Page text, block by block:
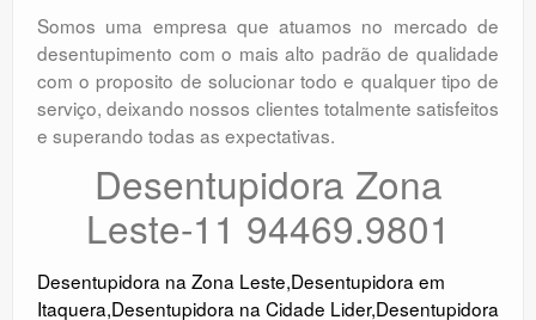
Somos uma empresa que atuamos no mercado de
desentupimento com o mais alto padrão de qualidade
com o proposito de solucionar todo e qualquer tipo de
serviço, deixando nossos clientes totalmente satisfeitos
e superando todas as expectativas.
Desentupidora Zona
Leste-11 94469.9801
Desentupidora na Zona Leste,Desentupidora em
Itaquera,Desentupidora na Cidade Lider,Desentupidora